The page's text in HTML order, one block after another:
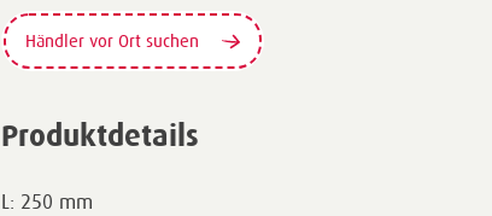
Händler vor Ort suchen
Produktdetails
L: 250 mm